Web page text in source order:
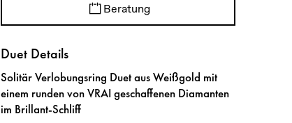
Beratung
Duet Details
Solitär Verlobungsring Duet aus Weißgold mit
einem runden von VRAI geschaffenen Diamanten
im Brillant-Schliff